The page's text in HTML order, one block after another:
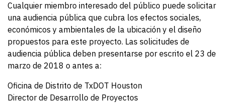
Cualquier miembro interesado del público puede solicitar
una audiencia pública que cubra los efectos sociales,
económicos y ambientales de la ubicación y el diseño
propuestos para este proyecto. Las solicitudes de
audiencia pública deben presentarse por escrito el 23 de
marzo de 2018 o antes a:
Oficina de Distrito de TxDOT Houston
Director de Desarrollo de Proyectos